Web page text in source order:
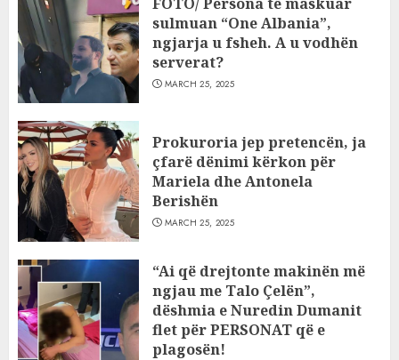
sulmuan “One Albania”,
ngjarja u fsheh. A u vodhën
serverat?
MARCH 25, 2025
Prokuroria jep pretencën, ja
çfarë dënimi kërkon për
Mariela dhe Antonela
Berishën
MARCH 25, 2025
“Ai që drejtonte makinën më
ngjau me Talo Çelën”,
dëshmia e Nuredin Dumanit
flet për PERSONAT që e
plagosën!